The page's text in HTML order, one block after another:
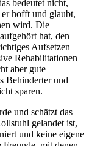
bedeutet nicht,
hofft und glaubt,
wird. Die
hat, den
Aufsetzen
Rehabilitationen
aber gute
Behinderter und
sparen.
und schätzt das
gelandet ist,
und keine eigene